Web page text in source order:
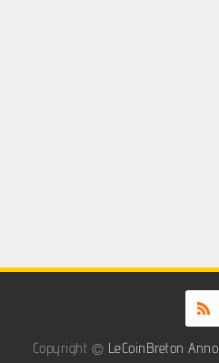
Copyright © LeCoinBreton